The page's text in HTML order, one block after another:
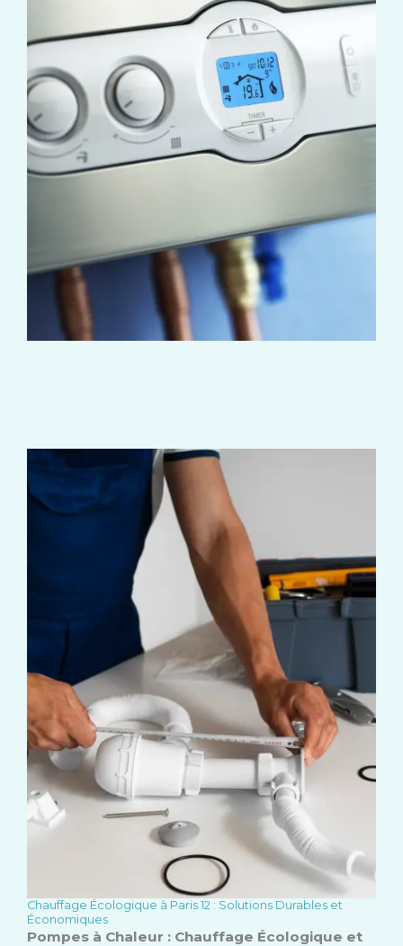
Chauffage Écologique à Paris 12 : Solutions Durables et
Économiques
Pompes à Chaleur : Chauffage Écologique et